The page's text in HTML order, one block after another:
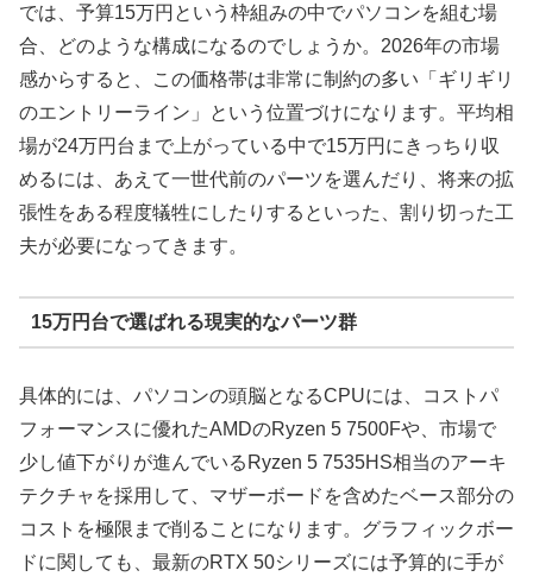
では、予算15万円という枠組みの中でパソコンを組む場
合、どのような構成になるのでしょうか。2026年の市場
感からすると、この価格帯は非常に制約の多い「ギリギリ
のエントリーライン」という位置づけになります。平均相
場が24万円台まで上がっている中で15万円にきっちり収
めるには、あえて一世代前のパーツを選んだり、将来の拡
張性をある程度犠牲にしたりするといった、割り切った工
夫が必要になってきます。
15万円台で選ばれる現実的なパーツ群
具体的には、パソコンの頭脳となるCPUには、コストパ
フォーマンスに優れたAMDのRyzen 5 7500Fや、市場で
少し値下がりが進んでいるRyzen 5 7535HS相当のアーキ
テクチャを採用して、マザーボードを含めたベース部分の
コストを極限まで削ることになります。グラフィックボー
ドに関しても、最新のRTX 50シリーズには予算的に手が